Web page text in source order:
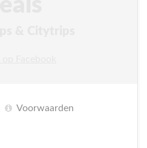
Voorwaarden